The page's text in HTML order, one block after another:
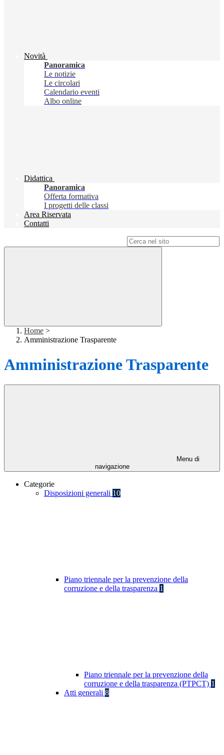
Novità
Panoramica
Le notizie
Le circolari
Calendario eventi
Albo online
Didattica
Panoramica
Offerta formativa
I progetti delle classi
Area Riservata
Contatti
Home >
Amministrazione Trasparente
Amministrazione Trasparente
Menu di
navigazione
Categorie
Disposizioni generali 10
Piano triennale per la prevenzione della
corruzione e della trasparenza 1
Piano triennale per la prevenzione della
corruzione e della trasparenza (PTPCT) 1
Atti generali 8